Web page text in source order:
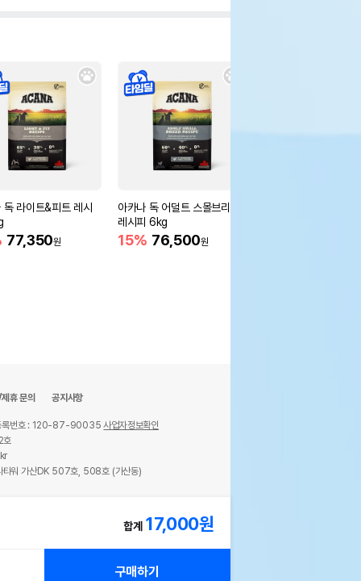
독 라이트&피트 레시
77,350원
아카나 독 어덜트 스몰브리드
레시피 6kg
15% 76,500원
합계 17,000원
구매하기
휴 문의 공지사항
록번호 : 120-87-90035사업자정보확인
호
타워 가산DK 507호, 508호 (가산동)